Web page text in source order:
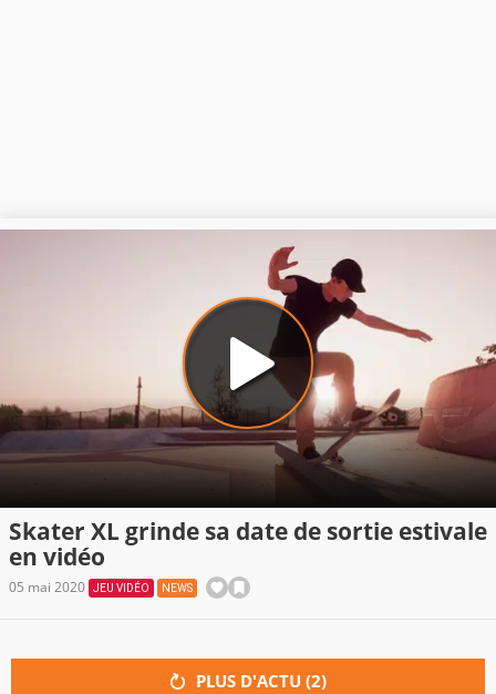
Skater XL grinde sa date de sortie estivale
en vidéo
05 mai 2020 JEU VIDÉO NEWS
PLUS D'ACTU (2)